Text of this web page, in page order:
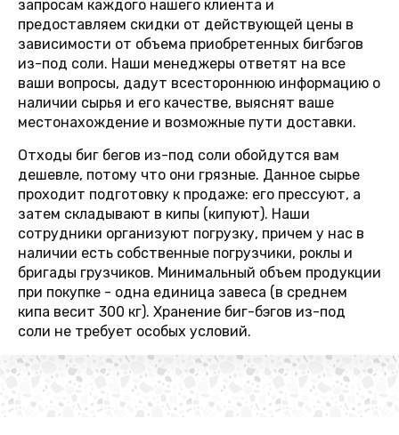
запросам каждого нашего клиента и
предоставляем скидки от действующей цены в
зависимости от объема приобретенных бигбэгов
из-под соли. Наши менеджеры ответят на все
ваши вопросы, дадут всестороннюю информацию о
наличии сырья и его качестве, выяснят ваше
местонахождение и возможные пути доставки.
Отходы биг бегов из-под соли обойдутся вам
дешевле, потому что они грязные. Данное сырье
проходит подготовку к продаже: его прессуют, а
затем складывают в кипы (кипуют). Наши
сотрудники организуют погрузку, причем у нас в
наличии есть собственные погрузчики, роклы и
бригады грузчиков. Минимальный объем продукции
при покупке - одна единица завеса (в среднем
кипа весит 300 кг). Хранение биг-бэгов из-под
соли не требует особых условий.